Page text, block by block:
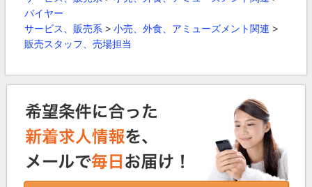
バイヤー
サービス、販売系 > 小売、外食、アミューズメント関連 >
販売スタッフ、売場担当